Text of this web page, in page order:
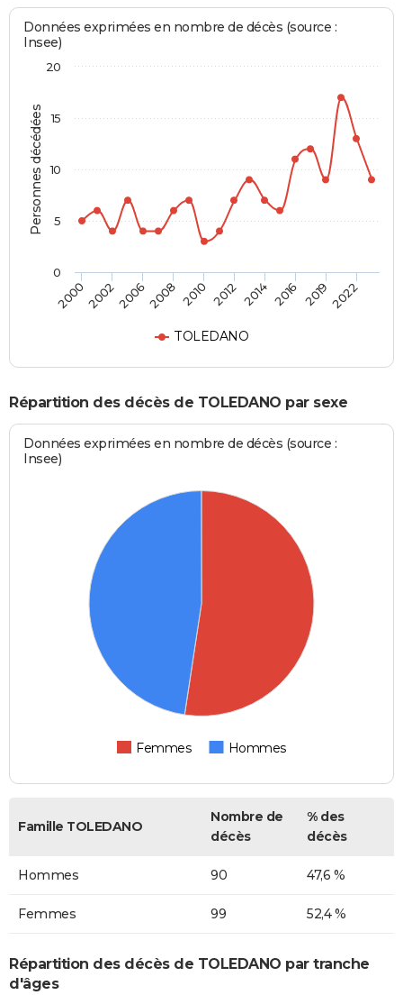
Personnes décédées
Données exprimées en nombre de décès (source :
Insee)
TOLEDANO
2000200220062008 2010 2012 2014 2016 20192022
0
5
10
15
20
Répartition des décès de TOLEDANO par sexe
Données exprimées en nombre de décès (source :
Insee)
Femmes Hommes
Famille TOLEDANO
Nombre de
décès
% des
décès
Hommes 90 47,6 %
Femmes 99 52,4 %
Répartition des décès de TOLEDANO par tranche
d'âges